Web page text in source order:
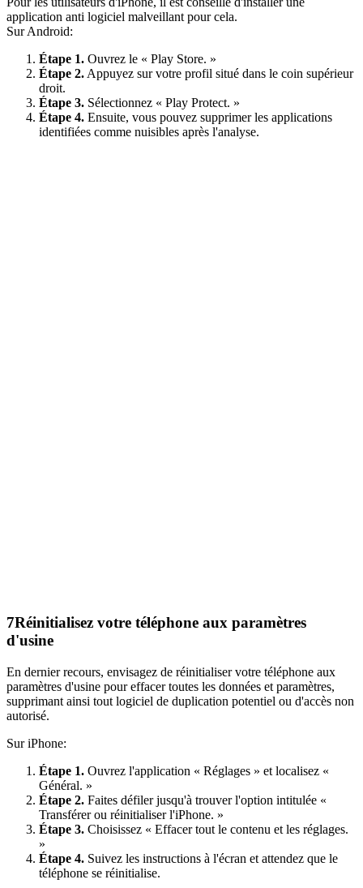
application anti logiciel malveillant pour cela.
Sur Android:
Étape 1. Ouvrez le « Play Store. »
Étape 2. Appuyez sur votre profil situé dans le coin supérieur
droit.
Étape 3. Sélectionnez « Play Protect. »
Étape 4. Ensuite, vous pouvez supprimer les applications
identifiées comme nuisibles après l'analyse.
7Réinitialisez votre téléphone aux paramètres
d'usine
En dernier recours, envisagez de réinitialiser votre téléphone aux
paramètres d'usine pour effacer toutes les données et paramètres,
supprimant ainsi tout logiciel de duplication potentiel ou d'accès non
autorisé.
Sur iPhone:
Étape 1. Ouvrez l'application « Réglages » et localisez «
Général. »
Étape 2. Faites défiler jusqu'à trouver l'option intitulée «
Transférer ou réinitialiser l'iPhone. »
Étape 3. Choisissez « Effacer tout le contenu et les réglages.
»
Étape 4. Suivez les instructions à l'écran et attendez que le
téléphone se réinitialise.